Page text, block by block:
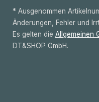
* Ausgenommen
Änderungen, Fehler und
Es gelten die Allgemeinen
DT&SHOP GmbH.